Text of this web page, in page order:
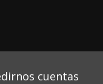
cuentas